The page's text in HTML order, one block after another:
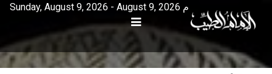
Sunday, August 9, 2026 - August 9, 2026 م